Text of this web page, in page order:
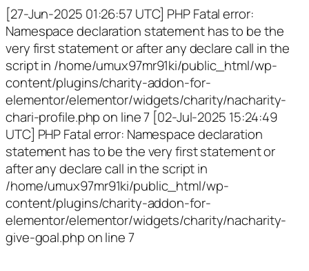
[27-Jun-2025 01:26:57 UTC] PHP Fatal error:
Namespace declaration statement has to be the
very first statement or after any declare call in the
script in /home/umux97mr91ki/public_html/wp-
content/plugins/charity-addon-for-
elementor/elementor/widgets/charity/nacharity-
chari-profile.php on line 7 [02-Jul-2025 15:24:49
UTC] PHP Fatal error: Namespace declaration
statement has to be the very first statement or
after any declare call in the script in
/home/umux97mr91ki/public_html/wp-
content/plugins/charity-addon-for-
elementor/elementor/widgets/charity/nacharity-
give-goal.php on line 7